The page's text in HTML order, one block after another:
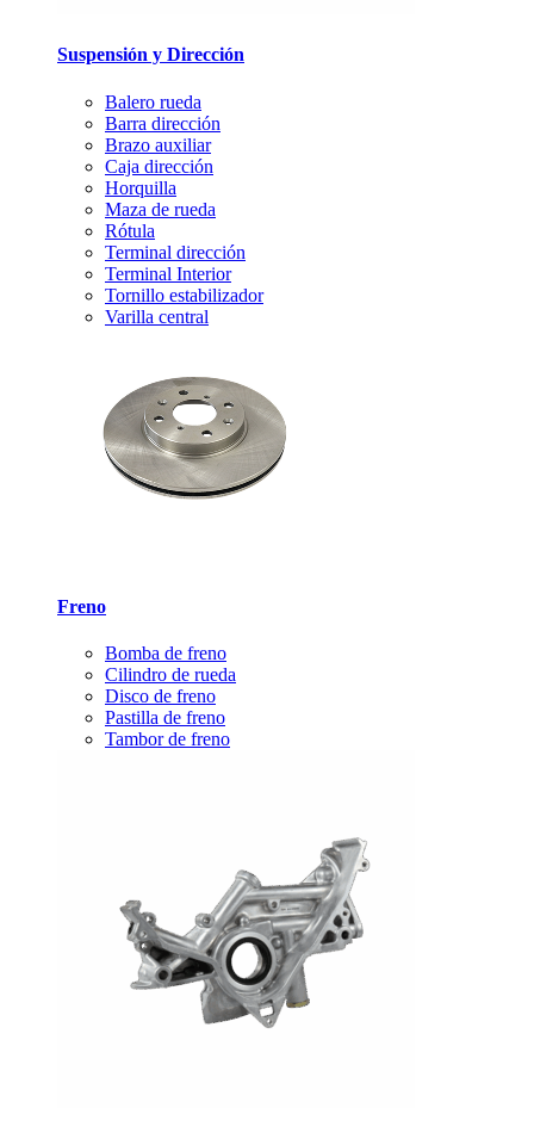
Suspensión y Dirección
Balero rueda
Barra dirección
Brazo auxiliar
Caja dirección
Horquilla
Maza de rueda
Rótula
Terminal dirección
Terminal Interior
Tornillo estabilizador
Varilla central
Freno
Bomba de freno
Cilindro de rueda
Disco de freno
Pastilla de freno
Tambor de freno